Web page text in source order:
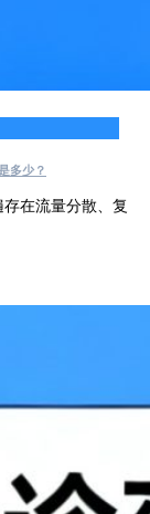
多少？
在流量分散、复